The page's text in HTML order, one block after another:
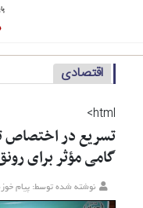
اقتصادی
html>
تسریع در
گامی مؤثر برای
نوشته شده توسط: پیام